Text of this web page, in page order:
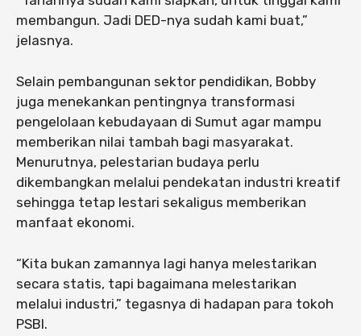
membangun. Jadi DED-nya sudah kami buat,”
jelasnya.
Selain pembangunan sektor pendidikan, Bobby
juga menekankan pentingnya transformasi
pengelolaan kebudayaan di Sumut agar mampu
memberikan nilai tambah bagi masyarakat.
Menurutnya, pelestarian budaya perlu
dikembangkan melalui pendekatan industri kreatif
sehingga tetap lestari sekaligus memberikan
manfaat ekonomi.
“Kita bukan zamannya lagi hanya melestarikan
secara statis, tapi bagaimana melestarikan
melalui industri,” tegasnya di hadapan para tokoh
PSBI.